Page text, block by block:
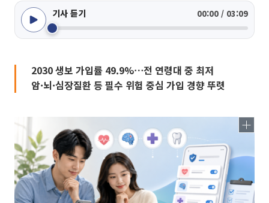
기사 듣기 00:00 / 03:09
2030 생보 가입률 49.9%⋯전 연령대 중 최저
암·뇌·심장질환 등 필수 위험 중심 가입 경향 뚜렷